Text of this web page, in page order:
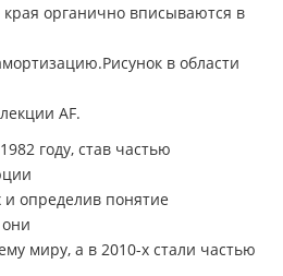
органично вписываются в
в области
AF.
году, став частью
и определив понятие
миру, а в 2010-х стали частью